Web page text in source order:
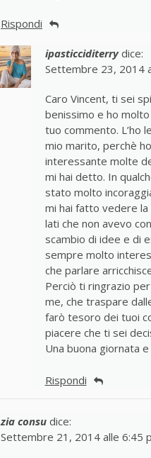
Rispondi
ipasticciditerry dice:
Settembre 23, 2014
Caro Vincent, ti sei
benissimo e ho
tuo commento. L’ho
mio marito, perchè
interessante molte
mi hai detto. In
stato molto
mi hai fatto vedere la
lati che non avevo
scambio di idee e di
sempre molto
che parlare
Perciò ti ringrazio
me, che traspare
farò tesoro dei tuoi
piacere che ti sei
Una buona giornata
Rispondi
zia consu dice:
Settembre 21, 2014 alle 6:45